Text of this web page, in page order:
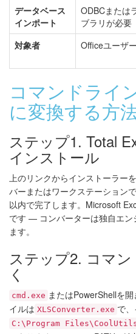
データベース
インポート
ODBCまたは
ブラリが必要
対象者
Officeユーザー
コマンドライ
に変換する方
ステップ1. Total
インストール
上のリンクからインストーラー
バーまたはワークステーション
以内で完了します。Microsoft
です — コンバーターは独自エン
ます。
ステップ2. コマ
く
cmd.exe またはPowerShellを
イルは XLSConverter.exe で
C:\Program